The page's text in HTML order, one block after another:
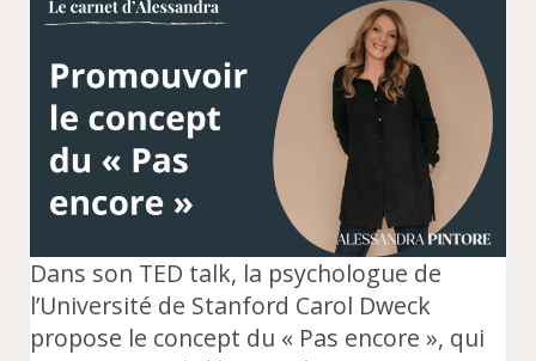
Dans son TED talk, la psychologue de
l’Université de Stanford Carol Dweck
propose le concept du « Pas encore », qui